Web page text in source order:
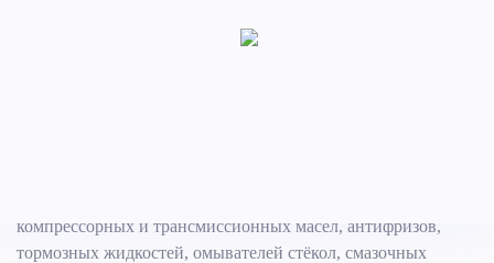
компрессорных и трансмиссионных масел, антифризов,
тормозных жидкостей, омывателей стёкол, смазочных